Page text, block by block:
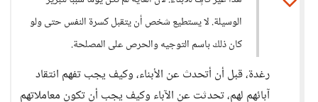
الوسيلة. لا يستطيع شخص أن يتقبل كسرة النفس حتى ولو
كان ذلك باسم التوجيه والحرص على المصلحة.
رغدة، قبل أن أتحدث عن الأبناء، وكيف يجب تفهم انتقاد
آبائهم لهم، تحدثت عن الآباء وكيف يجب أن تكون معاملاتهم